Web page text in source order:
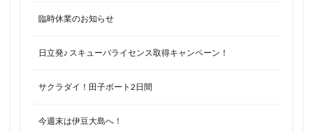
臨時休業のお知らせ
日立発♪ スキューバライセンス取得キャンペーン！
サクラダイ！田子ボート2日間
今週末は伊豆大島へ！